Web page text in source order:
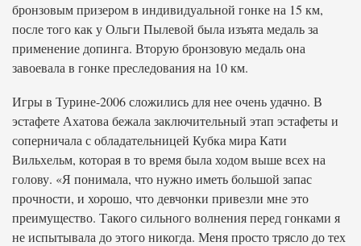
бронзовым призером в индивидуальной гонке на 15 км,
после того как у Ольги Пылевой была изъята медаль за
применение допинга. Вторую бронзовую медаль она
завоевала в гонке преследования на 10 км.
Игры в Турине-2006 сложились для нее очень удачно. В
эстафете Ахатова бежала заключительный этап эстафеты и
соперничала с обладательницей Кубка мира Кати
Вильхельм, которая в то время была ходом выше всех на
голову. «Я понимала, что нужно иметь большой запас
прочности, и хорошо, что девчонки привезли мне это
преимущество. Такого сильного волнения перед гонками я
не испытывала до этого никогда. Меня просто трясло до тех